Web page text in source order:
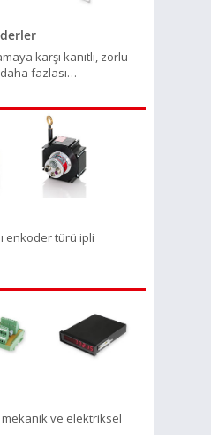
karşı kanıtlı, zorlu
fazlası…
enkoder türü ipli
ve elektriksel